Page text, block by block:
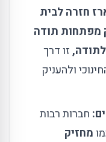
חזרה לבית
מפתחות תודה
זו דרך
ולהעניק
חברות רבות
מחזיק